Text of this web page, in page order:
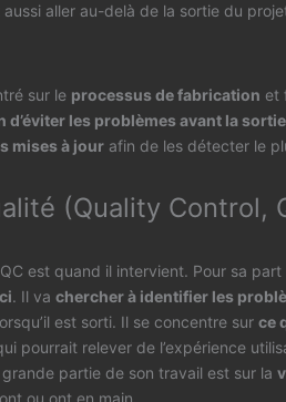
aller au-delà de la sortie du
sur le processus de fabrication et
d’éviter les problèmes avant la
mises à jour afin de les détecter le
(Quality Control,
est quand il intervient. Pour sa part
. Il va chercher à identifier les
est sorti. Il se concentre sur ce
pourrait relever de l’expérience
partie de son travail est sur la
ou ont en main.